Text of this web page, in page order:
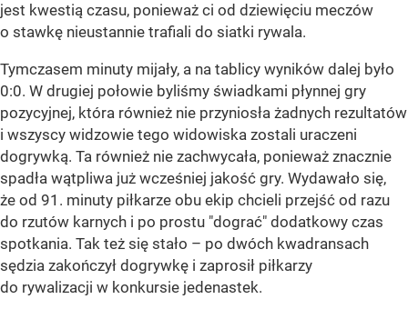
jest kwestią czasu, ponieważ ci od dziewięciu meczów
o stawkę nieustannie trafiali do siatki rywala.
Tymczasem minuty mijały, a na tablicy wyników dalej było
0:0. W drugiej połowie byliśmy świadkami płynnej gry
pozycyjnej, która również nie przyniosła żadnych rezultatów
i wszyscy widzowie tego widowiska zostali uraczeni
dogrywką. Ta również nie zachwycała, ponieważ znacznie
spadła wątpliwa już wcześniej jakość gry. Wydawało się,
że od 91. minuty piłkarze obu ekip chcieli przejść od razu
do rzutów karnych i po prostu "dograć" dodatkowy czas
spotkania. Tak też się stało – po dwóch kwadransach
sędzia zakończył dogrywkę i zaprosił piłkarzy
do rywalizacji w konkursie jedenastek.